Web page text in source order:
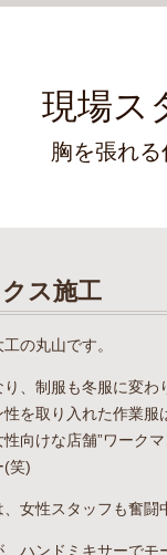
現場ス
胸を張れ
ス施工
の丸山です。
、制服も冬服に変わ
を取り入れた作業
向けな店舗”ワーク
(笑)
女性スタッフも奮闘
ハンドミキサーでモ